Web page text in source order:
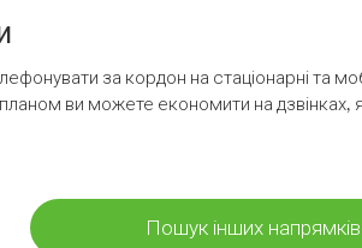
за кордон на стаціонарні та
ви можете економити на дзвінках,
Пошук інших напрямків